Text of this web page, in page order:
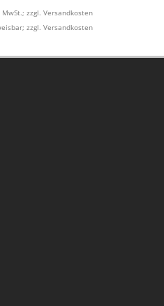
MwSt.; zzgl. Versandkosten
zzgl. Versandkosten